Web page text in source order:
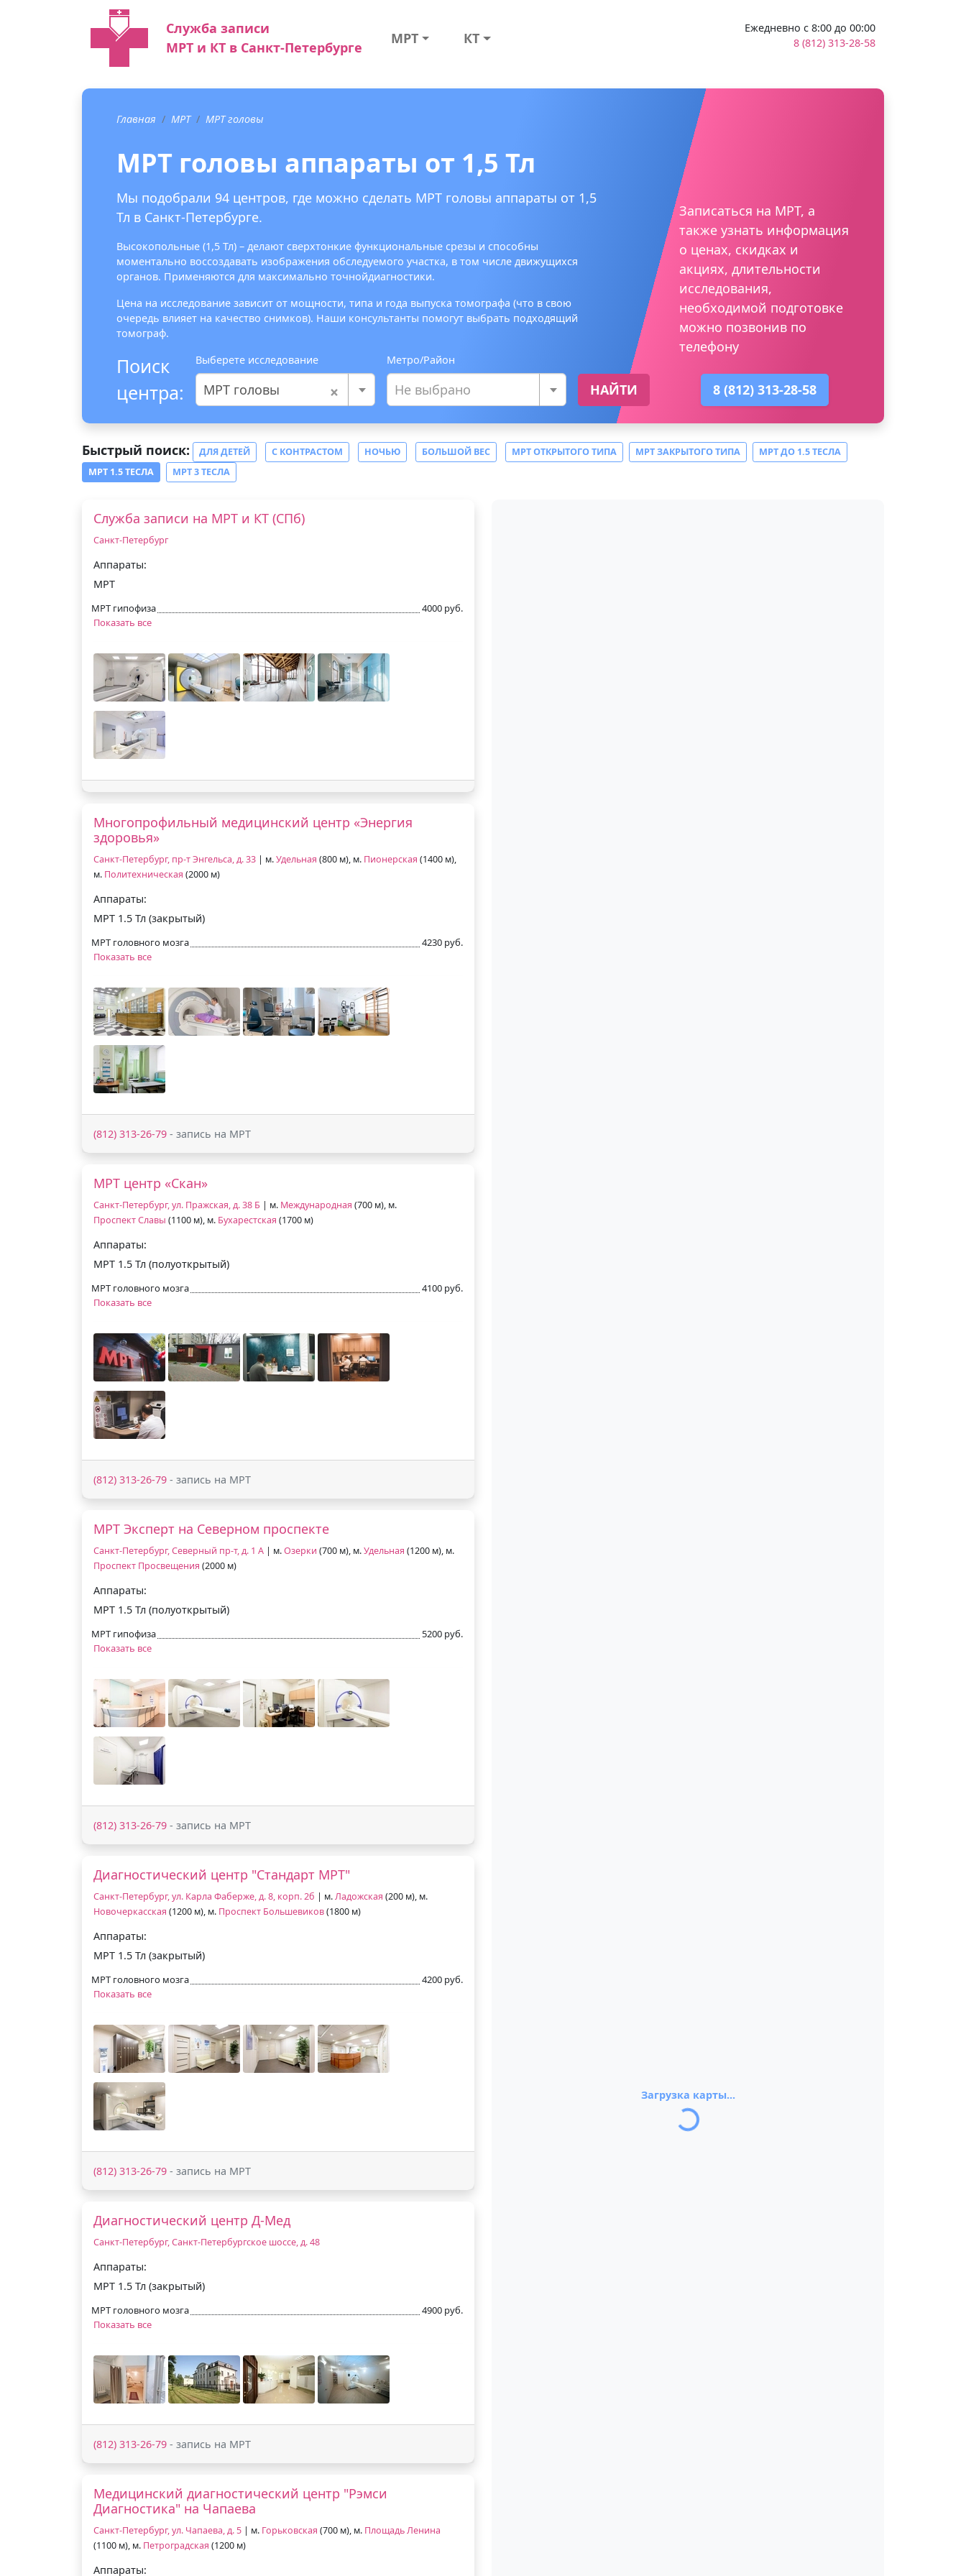
Служба записи
МРТ и КТ в Санкт-Петербурге
МРТ КТ
Ежедневно с 8:00 до 00:00
8 (812) 313-28-58
Главная МРТ МРТ головы
МРТ головы аппараты от 1,5 Тл
Мы подобрали 94 центров, где можно сделать МРТ головы аппараты от 1,5
Тл в Санкт-Петербурге.
Высокопольные (1,5 Тл) – делают сверхтонкие функциональные срезы и способны
моментально воссоздавать изображения обследуемого участка, в том числе движущихся
органов. Применяются для максимально точнойдиагностики.
Цена на исследование зависит от мощности, типа и года выпуска томографа (что в свою
очередь влияет на качество снимков). Наши консультанты помогут выбрать подходящий
томограф.
Поиск
центра:
Выберете исследование
×
МРТ головы
Метро/Район
Не выбрано НАЙТИ
Записаться на МРТ, а
также узнать информация
о ценах, скидках и
акциях, длительности
исследования,
необходимой подготовке
можно позвонив по
телефону
8 (812) 313-28-58
Быстрый поиск: ДЛЯ ДЕТЕЙ С КОНТРАСТОМ НОЧЬЮ БОЛЬШОЙ ВЕС МРТ ОТКРЫТОГО ТИПА МРТ ЗАКРЫТОГО ТИПА
МРТ ДО 1.5 ТЕСЛА
МРТ 1.5 ТЕСЛА
МРТ 3 ТЕСЛА
Служба записи на МРТ и КТ (СПб)
Санкт-Петербург
Аппараты:
МРТ
МРТ гипофиза
4000 руб.
Показать все
Многопрофильный медицинский центр «Энергия
здоровья»
Санкт-Петербург, пр-т Энгельса, д. 33 | м.Удельная (800 м), м. Пионерская (1400 м),
м. Политехническая (2000 м)
Аппараты:
МРТ 1.5 Тл (закрытый)
МРТ головного мозга
4230 руб.
Показать все
(812) 313-26-79 - запись на МРТ
МРТ центр «Скан»
Санкт-Петербург, ул. Пражская, д. 38 Б | м. Международная (700 м), м.
Проспект Славы (1100 м), м. Бухарестская (1700 м)
Аппараты:
МРТ 1.5 Тл (полуоткрытый)
МРТ головного мозга
4100 руб.
Показать все
(812) 313-26-79 - запись на МРТ
МРТ Эксперт на Северном проспекте
Санкт-Петербург, Северный пр-т, д. 1 А | м.Озерки (700 м), м.Удельная (1200 м), м.
Проспект Просвещения (2000 м)
Аппараты:
МРТ 1.5 Тл (полуоткрытый)
МРТ гипофиза
5200 руб.
Показать все
(812) 313-26-79 - запись на МРТ
Диагностический центр "Стандарт МРТ"
Санкт-Петербург, ул. Карла Фаберже, д. 8, корп. 2б | м.Ладожская (200 м), м.
Новочеркасская (1200 м), м. Проспект Большевиков(1800 м)
Аппараты:
МРТ 1.5 Тл (закрытый)
МРТ головного мозга
4200 руб.
Показать все
(812) 313-26-79 - запись на МРТ
Диагностический центр Д-Мед
Санкт-Петербург, Санкт-Петербургское шоссе, д. 48
Аппараты:
МРТ 1.5 Тл (закрытый)
МРТ головного мозга
4900 руб.
Показать все
(812) 313-26-79 - запись на МРТ
Медицинский диагностический центр "Рэмси
Диагностика" на Чапаева
Санкт-Петербург, ул. Чапаева, д. 5 | м. Горьковская (700 м), м. Площадь Ленина
(1100 м), м. Петроградская (1200 м)
Аппараты:
Загрузка карты...